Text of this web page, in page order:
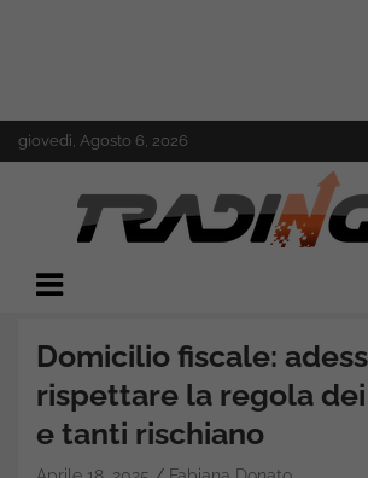
Skip
to
giovedì, Agosto 6, 2026
Trading.it
Domicilio fiscale:
rispettare la regola
e tanti rischiano